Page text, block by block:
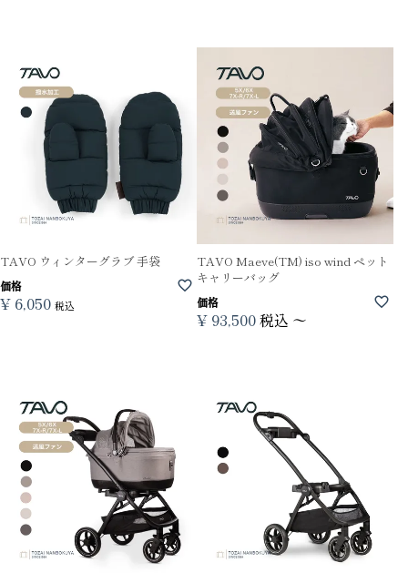
TAVO ウィンターグラブ 手袋
価格
¥ 6,050 税込
TAVO Maeve(TM) iso wind ペット
キャリーバッグ
価格
¥ 93,500税込 〜